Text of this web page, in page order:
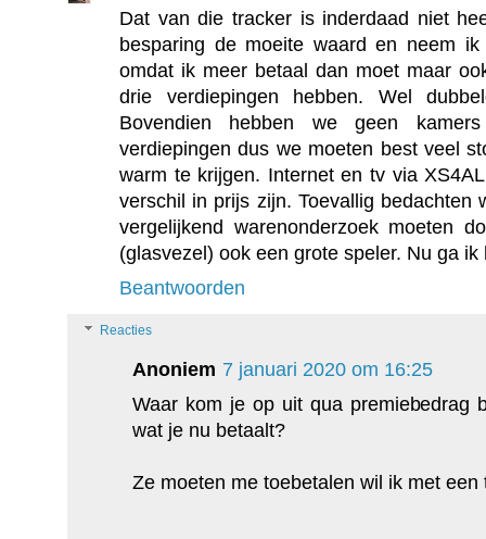
Dat van die tracker is inderdaad niet
besparing de moeite waard en neem
omdat ik meer betaal dan moet maar
drie verdiepingen hebben. Wel
Bovendien hebben we geen
verdiepingen dus we moeten best veel
warm te krijgen. Internet en tv via
verschil in prijs zijn. Toevallig bedachten
vergelijkend warenonderzoek moeten
(glasvezel) ook een grote speler. Nu ga ik
Beantwoorden
Reacties
Anoniem 7 januari 2020 om 16:25
Waar kom je op uit qua premiebedrag
wat je nu betaalt?
Ze moeten me toebetalen wil ik met